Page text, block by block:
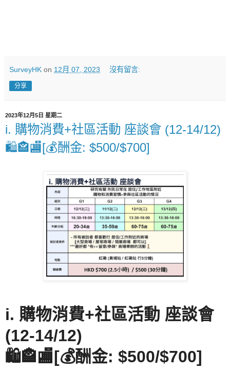
SurveyHK on 12月 07, 2023 沒有留言:
分享
2023年12月5日 星期二
i. 購物消費+社區活動 座談會 (12-14/12)
🛍️🏤🏬[💰酬金: $500/$700]
i. 購物消費+社區活動 座談會
(12-14/12)
🛍️🏤🏬[💰酬金: $500/$700]